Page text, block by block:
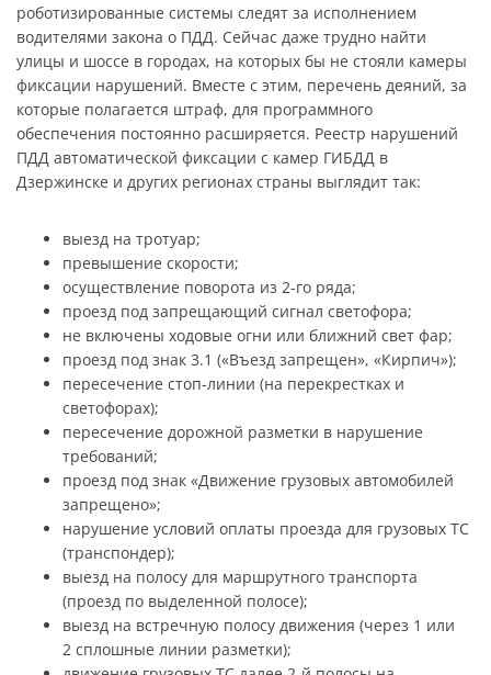
роботизированные системы следят за исполнением
водителями закона о ПДД. Сейчас даже трудно найти
улицы и шоссе в городах, на которых бы не стояли камеры
фиксации нарушений. Вместе с этим, перечень деяний, за
которые полагается штраф, для программного
обеспечения постоянно расширяется. Реестр нарушений
ПДД автоматической фиксации с камер ГИБДД в
Дзержинске и других регионах страны выглядит так:
выезд на тротуар;
превышение скорости;
осуществление поворота из 2-го ряда;
проезд под запрещающий сигнал светофора;
не включены ходовые огни или ближний свет фар;
проезд под знак 3.1 («Въезд запрещен», «Кирпич»);
пересечение стоп-линии (на перекрестках и
светофорах);
пересечение дорожной разметки в нарушение
требований;
проезд под знак «Движение грузовых автомобилей
запрещено»;
нарушение условий оплаты проезда для грузовых ТС
(транспондер);
выезд на полосу для маршрутного транспорта
(проезд по выделенной полосе);
выезд на встречную полосу движения (через 1 или
2 сплошные линии разметки);